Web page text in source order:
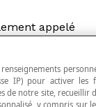
appelé
situation de
à
économique
IP) pour activer les
de notre site, recueillir
y compris sur